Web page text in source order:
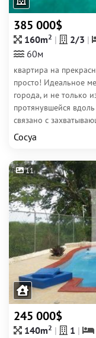
385 000$
160m2 2/3
60м
квартира на
просто! Идеальное
города, и не только
протянувшейся
связано с
Сосуа
11
245 000$
140m2 1